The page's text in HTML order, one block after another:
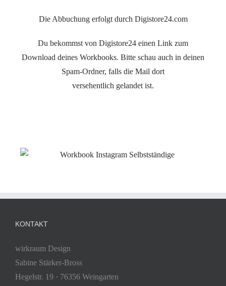
Die Abbuchung erfolgt durch Digistore24.com
Du bekommst von Digistore24 einen Link zum
Download deines Workbooks. Bitte schau auch in deinen
Spam-Ordner, falls die Mail dort
versehentlich gelandet ist.
KONTAKT
wirkraum Design
Sabine Stärker-Bross
Hegelstr. 19 · 76356 Weingarten